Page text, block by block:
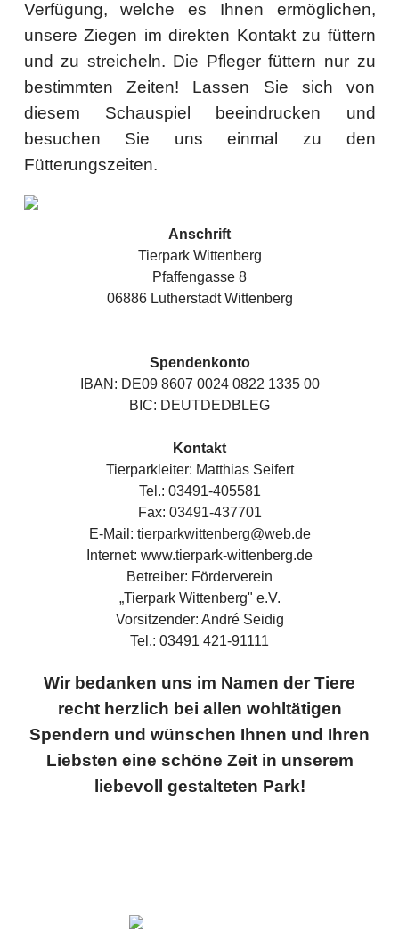
Verfügung, welche es Ihnen ermöglichen,
unsere Ziegen im direkten Kontakt zu füttern
und zu streicheln. Die Pfleger füttern nur zu
bestimmten Zeiten! Lassen Sie sich von
diesem Schauspiel beeindrucken und
besuchen Sie uns einmal zu den
Fütterungszeiten.
Anschrift
Tierpark Wittenberg
Pfaffengasse 8
06886 Lutherstadt Wittenberg
Spendenkonto
IBAN: DE09 8607 0024 0822 1335 00
BIC: DEUTDEDBLEG
Kontakt
Tierparkleiter: Matthias Seifert
Tel.: 03491-405581
Fax: 03491-437701
E-Mail: tierparkwittenberg@web.de
Internet: www.tierpark-wittenberg.de
Betreiber: Förderverein
„Tierpark Wittenberg" e.V.
Vorsitzender: André Seidig
Tel.: 03491 421-91111
Wir bedanken uns im Namen der Tiere
recht herzlich bei allen wohltätigen
Spendern und wünschen Ihnen und Ihren
Liebsten eine schöne Zeit in unserem
liebevoll gestalteten Park!